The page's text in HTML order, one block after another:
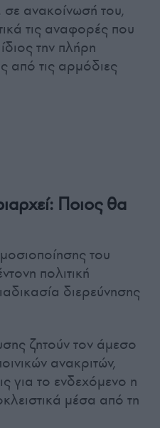
ανακοίνωσή του,
τις αναφορές που
την πλήρη
από τις αρμόδιες
Ποιος θα
του
πολιτική
διερεύνησης
ζητούν τον άμεσο
ανακριτών,
για το ενδεχόμενο η
μέσα από τη